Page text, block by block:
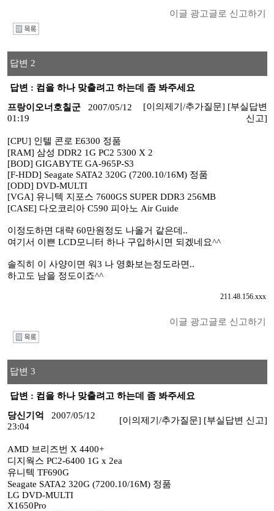
이글 광고글로 신고하기
답변 2
답변 : 컴을 하나 맞출려고 하는데 좀 봐주세요
프랑이오너호칠군
2007/05/12
01:19
[이의제기/추가질문] [부실답변
신고]
[CPU] 인텔 콘로 E6300 정품
[RAM] 삼성 DDR2 1G PC2 5300 X 2
[BOD] GIGABYTE GA-965P-S3
[F-HDD] Seagate SATA2 320G (7200.10/16M) 정품
[ODD] DVD-MULTI
[VGA] 유니텍 지포스 7600GS SUPER DDR3 256MB
[CASE] 다오코리아 C590 피아노 Air Guide
이정도하면 대략 60만원정도 나올거 같은데..
여기서 이쁜 LCD모니터 하나 구입하시면 되겠네요^^
솔직히 이 사양이면 워3 나 영화보는정도라면..
하고도 남을 정도이죠^^
211.48.156.xxx
이글 광고글로 신고하기
답변 3
답변 : 컴을 하나 맞출려고 하는데 좀 봐주세요
당신기억
2007/05/12
23:04
[이의제기/추가질문] [부실답변 신고]
AMD 브리즈번 X 4400+
디지웍스 PC2-6400 1G x 2ea
유니텍 TF690G
Seagate SATA2 320G (7200.10/16M) 정품
LG DVD-MULTI
X1650Pro